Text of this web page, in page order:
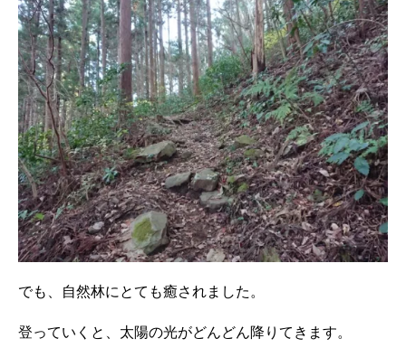
でも、自然林にとても癒されました。
登っていくと、太陽の光がどんどん降りてきます。